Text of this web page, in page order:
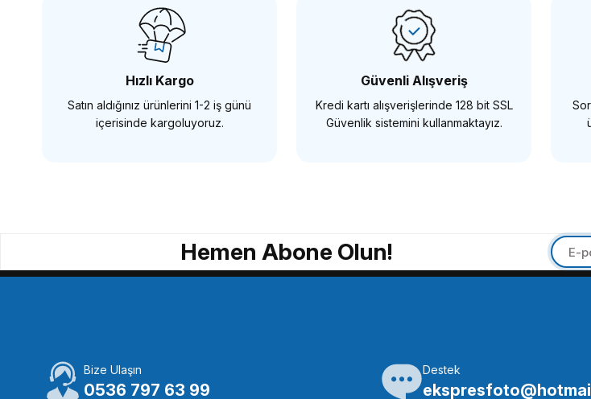
SEPETE EKLE SEPETE EKLE
2.399,00 TL 4.825,00 TL
Insta360 Insta360
Hızlı Kargo
Satın aldığınız ürünlerini 1-2 iş günü
içerisinde kargoluyoruz.
Güvenli Alışveriş
Kredi kartı alışverişlerinde 128 bit SSL
Güvenlik sistemini kullanmaktayız.
Hemen Abone Olun!
Bize Ulaşın
0536 797 63 99
Destek